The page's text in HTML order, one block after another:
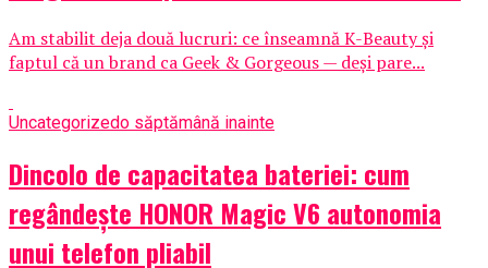
Am stabilit deja două lucruri: ce înseamnă K-Beauty și
faptul că un brand ca Geek & Gorgeous — deși pare...
Uncategorizedo săptămână inainte
Dincolo de capacitatea bateriei: cum
regândește HONOR Magic V6 autonomia
unui telefon pliabil